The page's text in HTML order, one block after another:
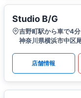
Studio B/G
吉野町駅から車で4分
神奈川県横浜市中区
店舗情報